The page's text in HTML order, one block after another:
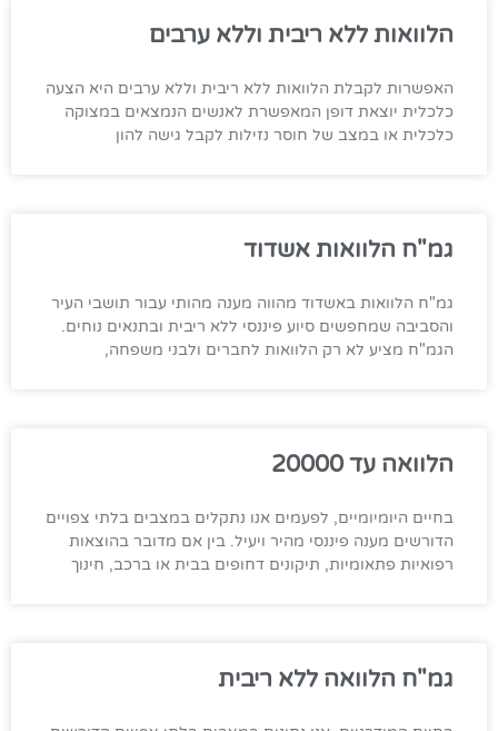
הלוואות ללא ריבית וללא ערבים
האפשרות לקבלת הלוואות ללא ריבית וללא ערבים היא הצעה
כלכלית יוצאת דופן המאפשרת לאנשים הנמצאים במצוקה
כלכלית או במצב של חוסר נזילות לקבל גישה להון
גמ"ח הלוואות אשדוד
גמ"ח הלוואות באשדוד מהווה מענה מהותי עבור תושבי העיר
והסביבה שמחפשים סיוע פיננסי ללא ריבית ובתנאים נוחים.
הגמ"ח מציע לא רק הלוואות לחברים ולבני משפחה,
הלוואה עד 20000
בחיים היומיומיים, לפעמים אנו נתקלים במצבים בלתי צפויים
הדורשים מענה פיננסי מהיר ויעיל. בין אם מדובר בהוצאות
רפואיות פתאומיות, תיקונים דחופים בבית או ברכב, חינוך
גמ"ח הלוואה ללא ריבית